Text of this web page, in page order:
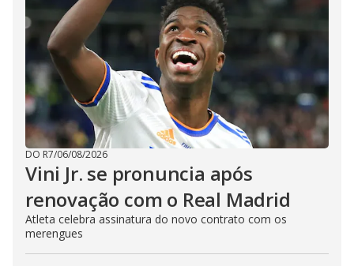
DO R7/06/08/2026
Vini Jr. se pronuncia após
renovação com o Real Madrid
Atleta celebra assinatura do novo contrato com os
merengues